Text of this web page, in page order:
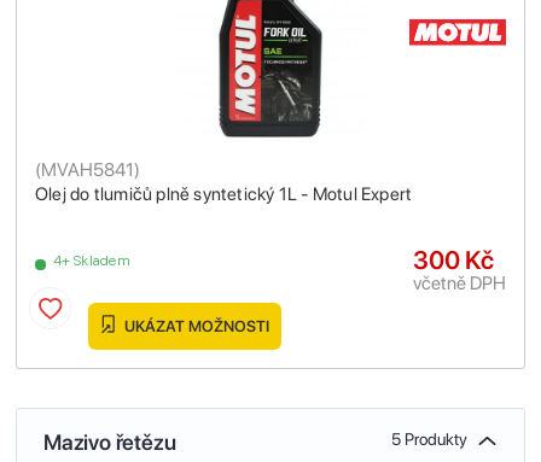
Olej do tlumičů plně syntetický 1L - Motul Expert
(MVAH5841)
4+ Skladem 300 Kč
včetně DPH
UKÁZAT MOŽNOSTI
Mazivo řetězu 5 Produkty